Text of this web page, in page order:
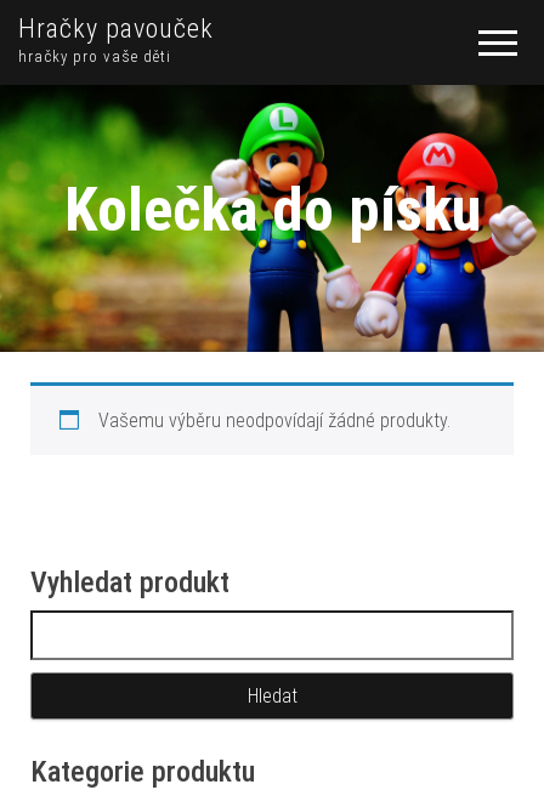
Hračky pavouček
hračky pro vaše děti
Kolečka do písku
Vašemu výběru neodpovídají žádné produkty.
Vyhledat produkt
Kategorie produktu